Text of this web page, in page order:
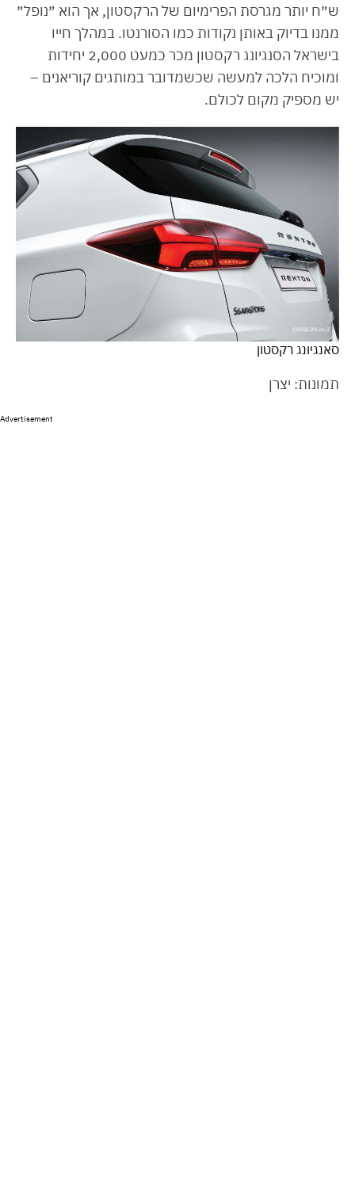
ש״ח יותר מגרסת הפרימיום של הרקסטון, אך הוא ״נופל״
ממנו בדיוק באותן נקודות כמו הסורנטו. במהלך חייו
בישראל הסנגיונג רקסטון מכר כמעט 2,000 יחידות
ומוכיח הלכה למעשה שכשמדובר במותגים קוריאנים –
יש מספיק מקום לכולם.
סאנגיונג רקסטון
תמונות: יצרן
Advertisement